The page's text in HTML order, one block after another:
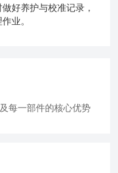
好养护与校准记录，
业。
每一部件的核心优势